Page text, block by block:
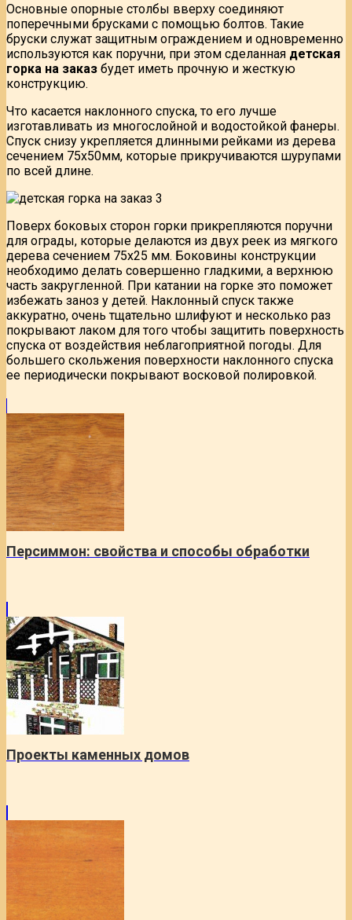
Основные опорные столбы вверху соединяют
поперечными брусками с помощью болтов. Такие
бруски служат защитным ограждением и одновременно
используются как поручни, при этом сделанная детская
горка на заказ будет иметь прочную и жесткую
конструкцию.
Что касается наклонного спуска, то его лучше
изготавливать из многослойной и водостойкой фанеры.
Спуск снизу укрепляется длинными рейками из дерева
сечением 75х50мм, которые прикручиваются шурупами
по всей длине.
Поверх боковых сторон горки прикрепляются поручни
для ограды, которые делаются из двух реек из мягкого
дерева сечением 75х25 мм. Боковины конструкции
необходимо делать совершенно гладкими, а верхнюю
часть закругленной. При катании на горке это поможет
избежать заноз у детей. Наклонный спуск также
аккуратно, очень тщательно шлифуют и несколько раз
покрывают лаком для того чтобы защитить поверхность
спуска от воздействия неблагоприятной погоды. Для
большего скольжения поверхности наклонного спуска
ее периодически покрывают восковой полировкой.
Персиммон: свойства и способы обработки
Проекты каменных домов